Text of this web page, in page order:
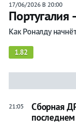
17/06/2026 В 20:00
Как Роналду
1.82
21:05
Сборная